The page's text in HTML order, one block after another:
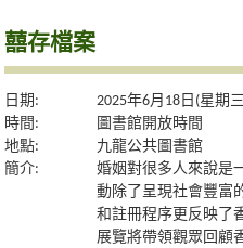
囍存檔案
日期:
2025年6月18日(星期
時間:
圖書館開放時間
地點:
九龍公共圖書館
簡介:
婚姻對很多人來說是
動除了呈現社會豐富
和註冊程序更反映了
展覽將帶領觀眾回顧